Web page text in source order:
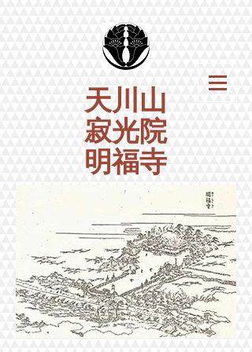
天川山
寂光院
明福寺